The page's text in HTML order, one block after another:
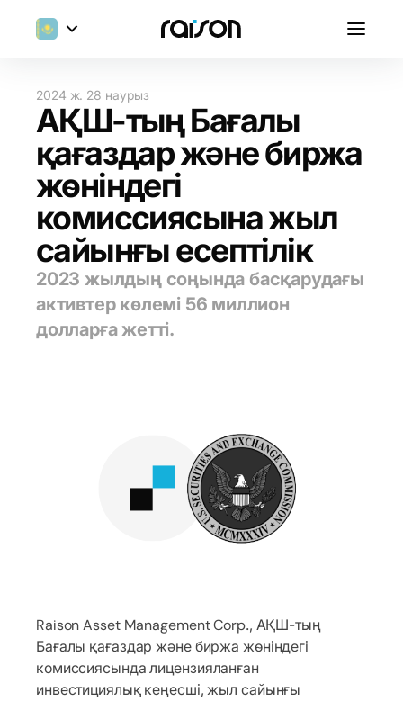
2024 ж. 28 наурыз
АҚШ-тың Бағалы
қағаздар және биржа
жөніндегі
комиссиясына жыл
сайынғы есептілік
2023 жылдың соңында басқарудағы
активтер көлемі 56 миллион
долларға жетті.
Raison Asset Management Corp., АҚШ-тың
Бағалы қағаздар және биржа жөніндегі
комиссиясында лицензияланған
инвестициялық кеңесші, жыл сайынғы